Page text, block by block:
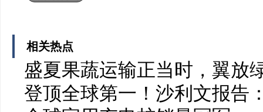
相关热点
盛夏果蔬运输正当时，翼放
登顶全球第一！沙利文报告